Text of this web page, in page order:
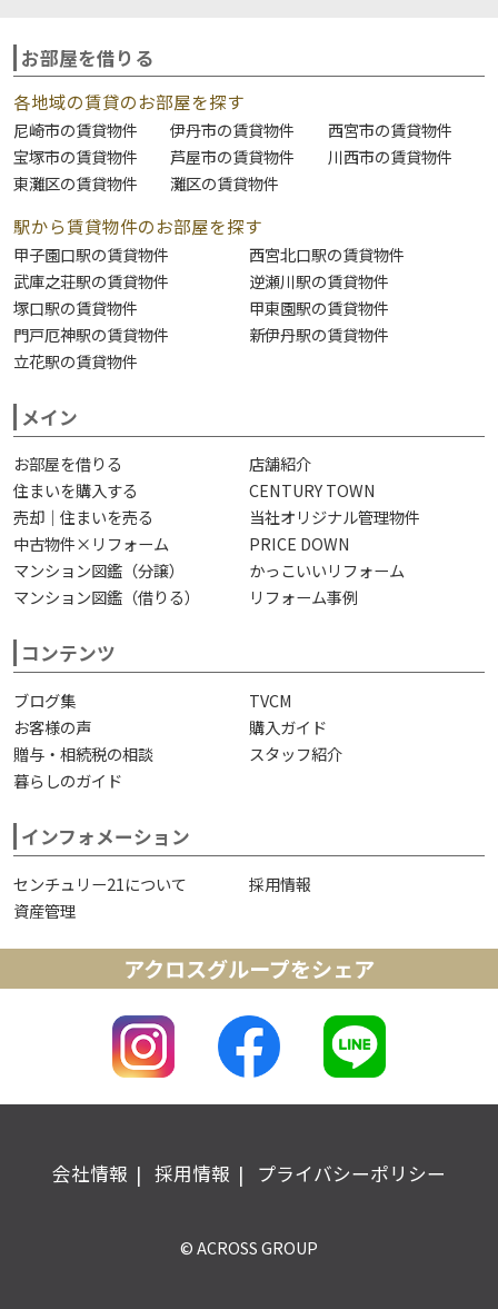
お部屋を借りる
各地域の賃貸のお部屋を探す
尼崎市の賃貸物件 伊丹市の賃貸物件
西宮市の賃貸物件
宝塚市の賃貸物件
芦屋市の賃貸物件
川西市の賃貸物件
東灘区の賃貸物件
灘区の賃貸物件
駅から賃貸物件のお部屋を探す
甲子園口駅の賃貸物件
西宮北口駅の賃貸物件
武庫之荘駅の賃貸物件
逆瀬川駅の賃貸物件
塚口駅の賃貸物件
甲東園駅の賃貸物件
門戸厄神駅の賃貸物件
新伊丹駅の賃貸物件
立花駅の賃貸物件
メイン
お部屋を借りる
店舗紹介
住まいを購入する
CENTURY TOWN
売却｜住まいを売る
当社オリジナル管理物件
中古物件×リフォーム
PRICE DOWN
マンション図鑑（分譲）
かっこいいリフォーム
マンション図鑑（借りる）
リフォーム事例
コンテンツ
ブログ集
TVCM
お客様の声
購入ガイド
贈与・相続税の相談
スタッフ紹介
暮らしのガイド
インフォメーション
センチュリー21について
採用情報
資産管理
アクロスグループをシェア
会社情報 採用情報 プライバシーポリシー
© ACROSS GROUP